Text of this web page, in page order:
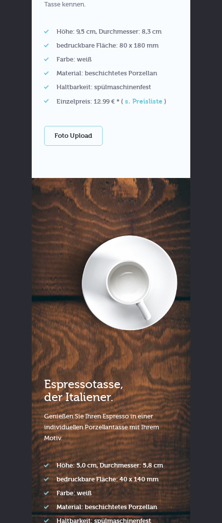
Tasse kennen.
Höhe: 9,5 cm, Durchmesser: 8,3 cm
bedruckbare Fläche: 80 x 180 mm
Farbe: weiß
Material: beschichtetes Porzellan
Haltbarkeit: spülmaschinenfest
Einzelpreis: 12.99 € * ( s. Preisliste )
Foto Upload
Espressotasse,
der Italiener.
Genießen Sie Ihren Espresso in einer
individuellen Porzellantasse mit Ihrem
Motiv.
Höhe: 5,0 cm, Durchmesser: 5,8 cm
bedruckbare Fläche: 40 x 140 mm
Farbe: weiß
Material: beschichtetes Porzellan
Haltbarkeit: spülmaschinenfest